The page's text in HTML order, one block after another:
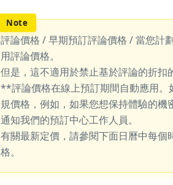
評論價格 / 早期預訂評論價格 / 當您計
用評論價格。
但是，這不適用於禁止基於評論的折扣
**評論價格在線上預訂期間自動應用。
規價格，例如，如果您想保持體驗的機
通知我們的預訂中心工作人員。
有關最新定價，請參閱下面日曆中每個
格。